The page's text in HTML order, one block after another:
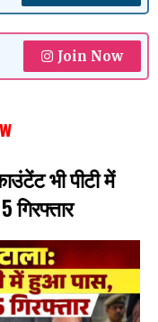
Join Now
भी पीटी में